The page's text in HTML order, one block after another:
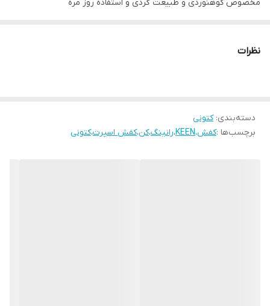
مخصوص کوهنوردی و طبیعت گردی و استفاده روز مره
بهترین‌کیفیت و قیمت موجود در بازار
نظرات
دسته‌بندی:کتونی
برچسب‌ها :کفش،KEEN،رانینگ،کن،کفش اسپرت،کتونی